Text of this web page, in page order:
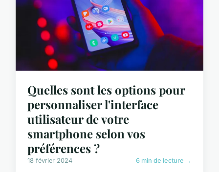
Quelles sont les options pour
personnaliser l'interface
utilisateur de votre
smartphone selon vos
préférences ?
18 février 2024 6 min de lecture →